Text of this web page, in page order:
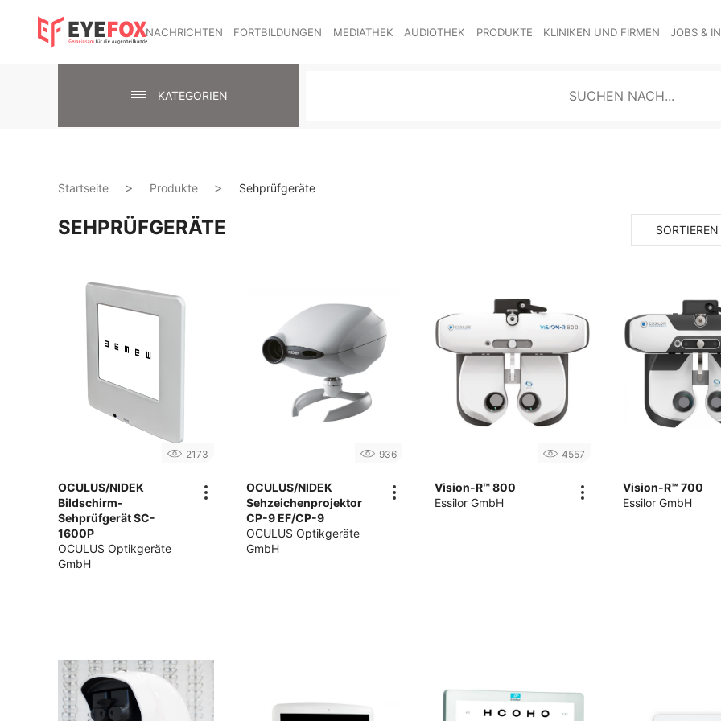
NACHRICHTEN FORTBILDUNGEN MEDIATHEK AUDIOTHEK PRODUKTE KLINIKEN UND FIRMEN JOBS &
KATEGORIEN
Startseite Produkte Sehprüfgeräte
SEHPRÜFGERÄTE
2173
OCULUS/NIDEK
Bildschirm-
Sehprüfgerät SC-
1600P
OCULUS Optikgeräte
GmbH
936
OCULUS/NIDEK
Sehzeichenprojektor
CP-9 EF/CP-9
OCULUS Optikgeräte
GmbH
4557
Vision-R™ 800
Essilor GmbH
Vision-R™ 700
Essilor GmbH